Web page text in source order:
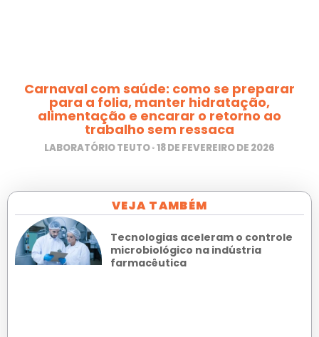
Carnaval com saúde: como se preparar
para a folia, manter hidratação,
alimentação e encarar o retorno ao
trabalho sem ressaca
LABORATÓRIO TEUTO 18 DE FEVEREIRO DE 2026
VEJA TAMBÉM
Tecnologias aceleram o controle
microbiológico na indústria
farmacêutica